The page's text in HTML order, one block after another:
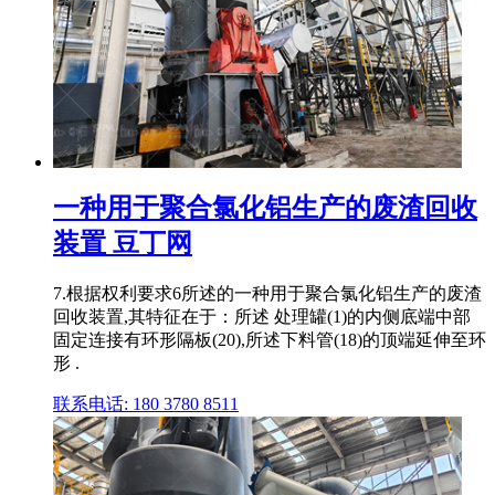
一种用于聚合氯化铝生产的废渣回收
装置 豆丁网
7.根据权利要求6所述的一种用于聚合氯化铝生产的废渣
回收装置,其特征在于：所述 处理罐(1)的内侧底端中部
固定连接有环形隔板(20),所述下料管(18)的顶端延伸至环
形 .
联系电话: 180 3780 8511